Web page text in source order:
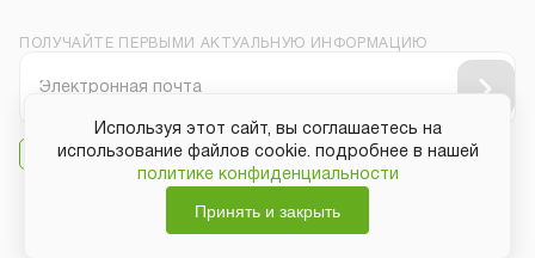
ПОЛУЧАЙТЕ ПЕРВЫМИ АКТУАЛЬНУЮ ИНФОРМАЦИЮ
Даю своё согласие наполучение рассылки
Используя этот сайт, вы соглашаетесь на
использование файлов cookie. подробнее в нашей
политике конфиденциальности
Принять и закрыть